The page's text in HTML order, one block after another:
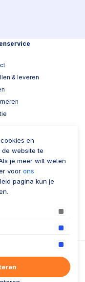
& leveren
doen met Breure
bestellen
aanmaken
en
website te
je meer wilt weten
voor ons
pagina kun je